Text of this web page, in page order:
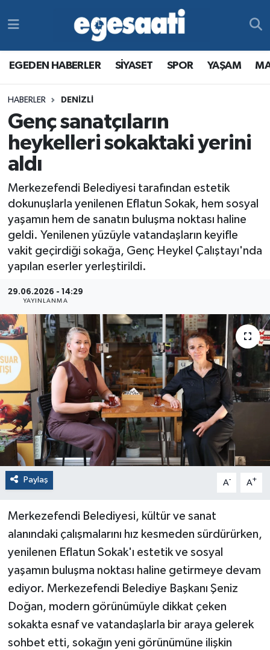
EGEDEN HABERLER SİYASET SPOR YAŞAM
HABERLER DENİZLİ
Genç sanatçıların
heykelleri sokaktaki yerini
aldı
Merkezefendi Belediyesi tarafından estetik
dokunuşlarla yenilenen Eflatun Sokak, hem sosyal
yaşamın hem de sanatın buluşma noktası haline
geldi. Yenilenen yüzüyle vatandaşların keyifle
vakit geçirdiği sokağa, Genç Heykel Çalıştayı'nda
yapılan eserler yerleştirildi.
29.06.2026 - 14:29
YAYINLANMA
Paylaş A- A+
Merkezefendi Belediyesi, kültür ve sanat
alanındaki çalışmalarını hız kesmeden sürdürürken,
yenilenen Eflatun Sokak'ı estetik ve sosyal
yaşamın buluşma noktası haline getirmeye devam
ediyor. Merkezefendi Belediye Başkanı Şeniz
Doğan, modern görünümüyle dikkat çeken
sokakta esnaf ve vatandaşlarla bir araya gelerek
sohbet etti, sokağın yeni görünümüne ilişkin
MAGAZİN
RESMİ REKLAMLAR
YAŞAM
MAGAZİN
RESMİ REKLAMLAR
Egemax TV
Tüm Manşetler
Son Dakika Haberleri
Haber Arşivi